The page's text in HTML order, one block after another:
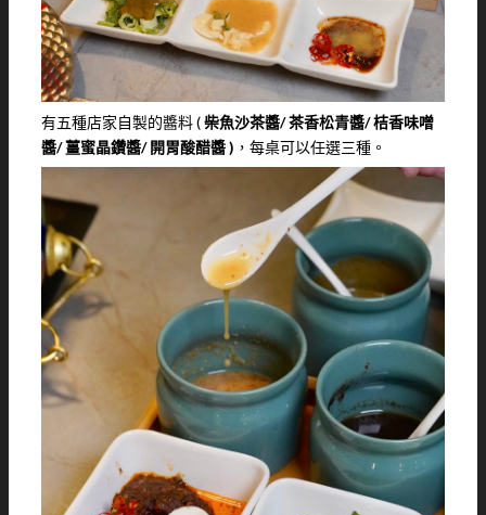
有五種店家自製的醬料 (柴魚沙茶醬/ 茶香松青醬/ 桔香味噌
醬/ 薑蜜晶鑽醬/ 開胃酸醋醬 ) ，每桌可以任選三種。